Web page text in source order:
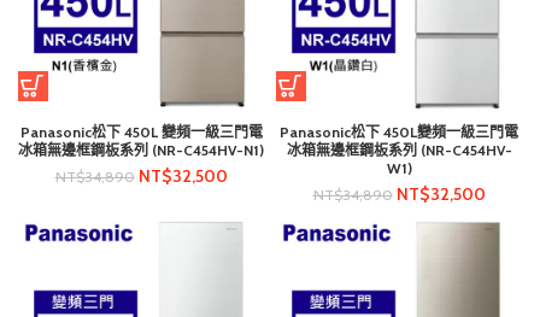
Panasonic松下 450L 變頻一級三門電
冰箱無邊框鋼板系列 (NR-C454HV-N1)
NT$34,890 NT$32,500
Panasonic松下 450L變頻一級三門電
冰箱無邊框鋼板系列 (NR-C454HV-
W1)
NT$34,890 NT$32,500